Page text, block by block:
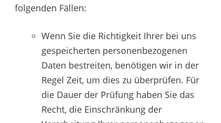
folgenden Fällen:
Wenn Sie die Richtigkeit Ihrer bei uns
gespeicherten personenbezogenen
Daten bestreiten, benötigen wir in der
Regel Zeit, um dies zu überprüfen. Für
die Dauer der Prüfung haben Sie das
Recht, die Einschränkung der